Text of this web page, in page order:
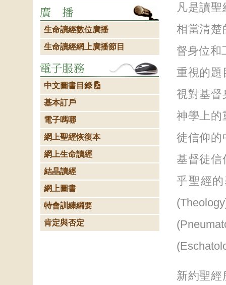
凡是讀
相當清楚
督身位和
重視的題
視對基督
神學上的
徒信仰的
基督徒信
乎聖經
新約聖經
生命讀經數位廣播
生命讀經網上廣播節目
中文圖書目錄
基本訂戶
電子嗎哪
網上聖經恢復本
網上生命讀經
結晶讀經
網上圖書
特會訓練綱要
肯定與否定